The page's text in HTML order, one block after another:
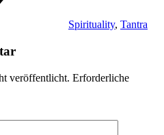
Spirituality, Tantra
veröffentlicht. Erforderliche